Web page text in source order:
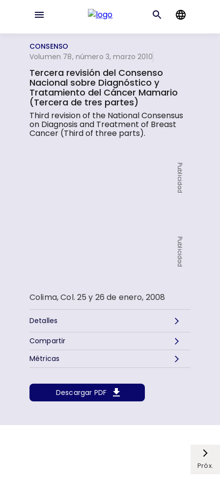
CONSENSO
Volumen 78, número 3, marzo 2010
Tercera revisión del Consenso
Nacional sobre Diagnóstico y
Tratamiento del Cáncer Mamario
(Tercera de tres partes)
Third revision of the National Consensus
on Diagnosis and Treatment of Breast
Cancer (Third of three parts).
Publicidad
Publicidad
Colima, Col. 25 y 26 de enero, 2008
Detalles
Descargar PDF
Métricas
Compartir
Próx.